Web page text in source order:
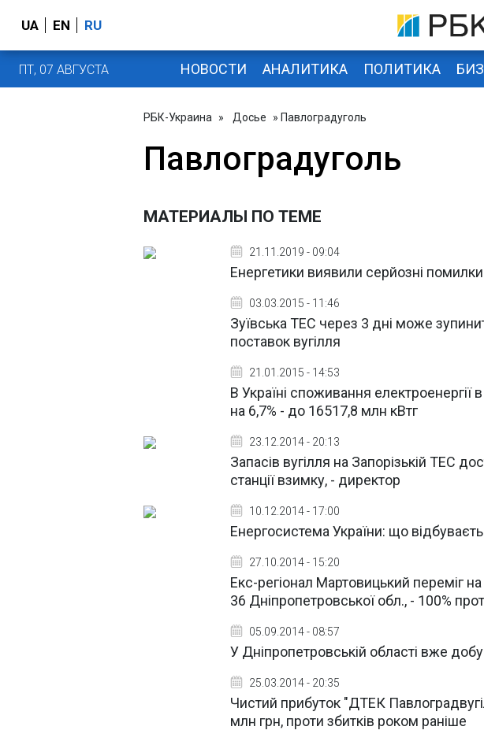
UA EN RU
ПТ, 07 АВГУСТА НОВОСТИ АНАЛИТИКА ПОЛИТИКА
РБК-Украина » Досье » Павлоградуголь
Павлоградуголь
МАТЕРИАЛЫ ПО ТЕМЕ
21.11.2019 - 09:04
Енергетики виявили серйозні
03.03.2015 - 11:46
Зуївська ТЕС через 3 дні може
поставок вугілля
21.01.2015 - 14:53
В Україні споживання електроенергії
на 6,7% - до 16517,8 млн кВтг
23.12.2014 - 20:13
Запасів вугілля на Запорізькій ТЕС
станції взимку, - директор
10.12.2014 - 17:00
Енергосистема України: що
27.10.2014 - 15:20
Екс-регіонал Мартовицький переміг
36 Дніпропетровської обл., - 100%
05.09.2014 - 08:57
У Дніпропетровській області вже
25.03.2014 - 20:35
Чистий прибуток "ДТЕК
млн грн, проти збитків роком раніше